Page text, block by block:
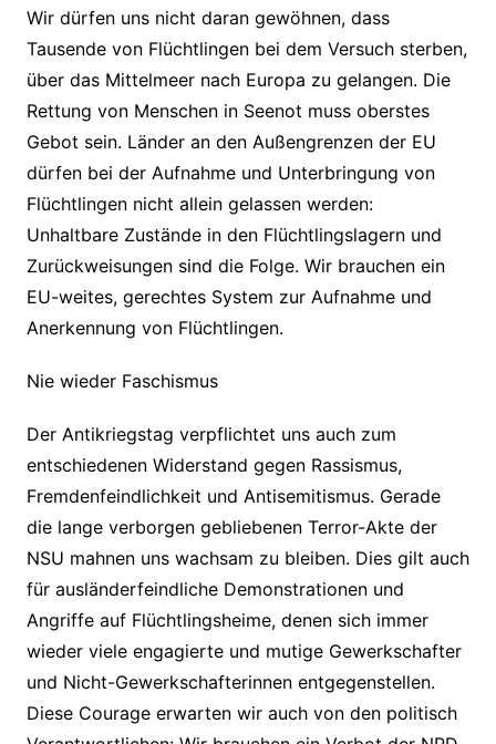
Wir dürfen uns nicht daran gewöhnen, dass
Tausende von Flüchtlingen bei dem Versuch sterben,
über das Mittelmeer nach Europa zu gelangen. Die
Rettung von Menschen in Seenot muss oberstes
Gebot sein. Länder an den Außengrenzen der EU
dürfen bei der Aufnahme und Unterbringung von
Flüchtlingen nicht allein gelassen werden:
Unhaltbare Zustände in den Flüchtlingslagern und
Zurückweisungen sind die Folge. Wir brauchen ein
EU-weites, gerechtes System zur Aufnahme und
Anerkennung von Flüchtlingen.
Nie wieder Faschismus
Der Antikriegstag verpflichtet uns auch zum
entschiedenen Widerstand gegen Rassismus,
Fremdenfeindlichkeit und Antisemitismus. Gerade
die lange verborgen gebliebenen Terror-Akte der
NSU mahnen uns wachsam zu bleiben. Dies gilt auch
für ausländerfeindliche Demonstrationen und
Angriffe auf Flüchtlingsheime, denen sich immer
wieder viele engagierte und mutige Gewerkschafter
und Nicht-Gewerkschafterinnen entgegenstellen.
Diese Courage erwarten wir auch von den politisch